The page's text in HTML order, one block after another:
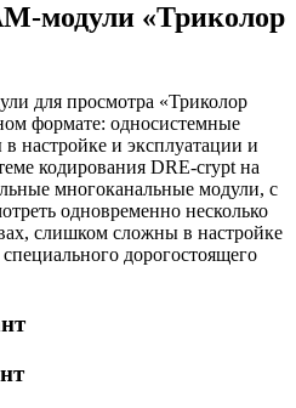
модули «Триколор
для просмотра «Триколор
формате: односистемные
настройке и эксплуатации и
кодирования DRE-crypt на
многоканальные модули, с
одновременно несколько
слишком сложны в настройке
дорогостоящего